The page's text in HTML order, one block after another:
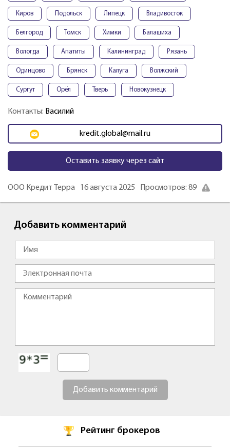
Киров Подольск Липецк Владивосток
Белгород Томск Химки Балашиха
Вологда Апатиты Калининград Рязань
Одинцово Брянск Калуга Волжский
Сургут Орёл Тверь Новокузнецк
Контакты: Василий
kredit.global@mail.ru
Оставить заявку через сайт
ООО Кредит Терра 16 августа 2025 Просмотров: 89
Добавить комментарий
Добавить комментарий
Рейтинг брокеров